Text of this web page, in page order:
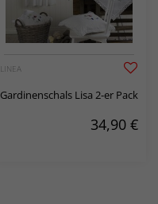
LINEA
Gardinenschals Lisa 2-er Pack
34,90 €